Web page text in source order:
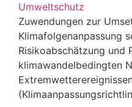
Umweltschutz
Zuwendungen zur
Klimafolgenanpassung
Risikoabschätzung und
klimawandelbedingten